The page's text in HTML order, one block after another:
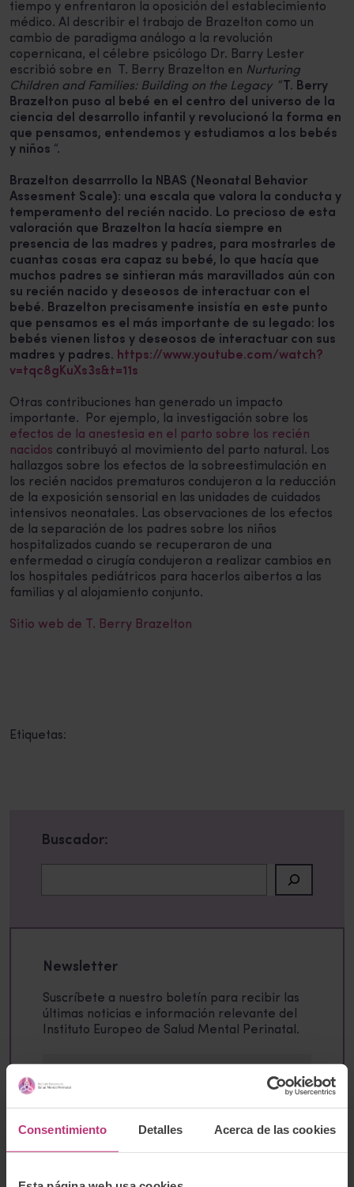
Consentimiento Detalles Acerca de las cookies
tiempo y enfrentaron la oposición del establecimiento
médico. Al describir el trabajo de Brazelton como un
cambio de paradigma análogo a la revolución
copernicana, el célebre psicólogo Dr. Barry Lester
escribió sobre en T. Berry Brazelton en Nurturing
Children and Families: Building on the Legacy“ T. Berry
Brazelton puso al bebé en el centro del universo de la
ciencia del desarrollo infantil y revolucionó la forma en
que pensamos, entendemos y estudiamos a los bebés
y niños “.
Brazelton desarrrollo la NBAS (Neonatal Behavior
Assesment Scale): una escala que valora la conducta y
temperamento del recién nacido. Lo precioso de esta
valoración que Brazelton la hacía siempre en
presencia de las madres y padres, para mostrarles de
cuantas cosas era capaz su bebé, lo que hacía que
muchos padres se sintieran más maravillados aún con
su recién nacido y deseosos de interactuar con el
bebé. Brazelton precisamente insistía en este punto
que pensamos es el más importante de su legado: los
bebés vienen listos y deseosos de interactuar con sus
madres y padres. https://www.youtube.com/watch?
v=tqc8gKuXs3s&t=11s
Otras contribuciones han generado un impacto
importante. Por ejemplo, la investigación sobre los
efectos de la anestesia en el parto sobre los recién
nacidos contribuyó al movimiento del parto natural. Los
hallazgos sobre los efectos de la sobreestimulación en
los recién nacidos prematuros condujeron a la reducción
de la exposición sensorial en las unidades de cuidados
intensivos neonatales. Las observaciones de los efectos
de la separación de los padres sobre los niños
hospitalizados cuando se recuperaron de una
enfermedad o cirugía condujeron a realizar cambios en
los hospitales pediátricos para hacerlos aibertos a las
familias y al alojamiento conjunto.
Sitio web de T. Berry Brazelton
Etiquetas:
Buscador:
Newsletter
Suscríbete a nuestro boletín para recibir las
últimas noticias e información relevante del
Instituto Europeo de Salud Mental Perinatal.